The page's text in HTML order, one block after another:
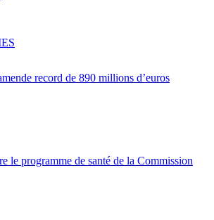
record de 890 millions d’euros
le programme de santé de la Commission